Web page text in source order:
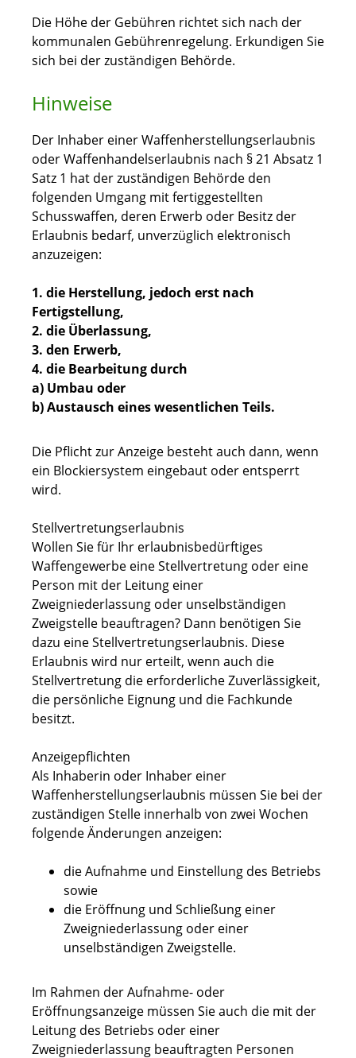
Die Höhe der Gebühren richtet sich nach der
kommunalen Gebührenregelung. Erkundigen Sie
sich bei der zuständigen Behörde.
Hinweise
Der Inhaber einer Waffenherstellungserlaubnis
oder Waffenhandelserlaubnis nach § 21 Absatz 1
Satz 1 hat der zuständigen Behörde den
folgenden Umgang mit fertiggestellten
Schusswaffen, deren Erwerb oder Besitz der
Erlaubnis bedarf, unverzüglich elektronisch
anzuzeigen:
1. die Herstellung, jedoch erst nach
Fertigstellung,
2. die Überlassung,
3. den Erwerb,
4. die Bearbeitung durch
a) Umbau oder
b) Austausch eines wesentlichen Teils.
Die Pflicht zur Anzeige besteht auch dann, wenn
ein Blockiersystem eingebaut oder entsperrt
wird.
Stellvertretungserlaubnis
Wollen Sie für Ihr erlaubnisbedürftiges
Waffengewerbe eine Stellvertretung oder eine
Person mit der Leitung einer
Zweigniederlassung oder unselbständigen
Zweigstelle beauftragen? Dann benötigen Sie
dazu eine Stellvertretungserlaubnis. Diese
Erlaubnis wird nur erteilt, wenn auch die
Stellvertretung die erforderliche Zuverlässigkeit,
die persönliche Eignung und die Fachkunde
besitzt.
Anzeigepflichten
Als Inhaberin oder Inhaber einer
Waffenherstellungserlaubnis müssen Sie bei der
zuständigen Stelle innerhalb von zwei Wochen
folgende Änderungen anzeigen:
die Aufnahme und Einstellung des Betriebs
sowie
die Eröffnung und Schließung einer
Zweigniederlassung oder einer
unselbständigen Zweigstelle.
Im Rahmen der Aufnahme- oder
Eröffnungsanzeige müssen Sie auch die mit der
Leitung des Betriebs oder einer
Zweigniederlassung beauftragten Personen